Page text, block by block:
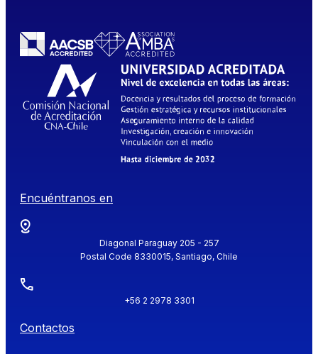
Encuéntranos en
Diagonal Paraguay 205 - 257
Postal Code 8330015, Santiago, Chile
+56 2 2978 3301
Contactos